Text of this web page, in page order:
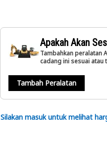
Apakah Akan
Tambahkan peralatan
cadang ini sesuai
Tambah Peralatan
Silakan masuk untuk melihat